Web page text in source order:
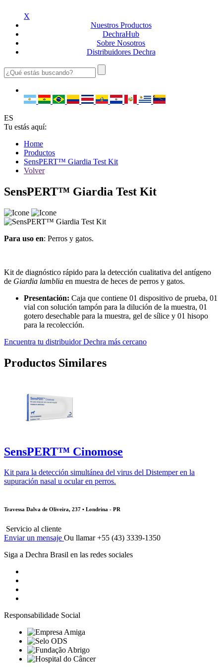
X
Nuestros Productos
DechraHub
Sobre Nosotros
Distribuidores Dechra
ES
Tu estás aquí:
Home
Productos
SensPERT™ Giardia Test Kit
Volver
SensPERT™ Giardia Test Kit
Para uso en: Perros y gatos.
Kit de diagnóstico rápido para la detección cualitativa del antígeno
de Giardia lamblia en muestra de heces de perros y gatos.
Presentación: Caja que contiene 01 dispositivo de prueba, 01
vial con solución tampón para la dilución de la muestra, 01
gotero desechable para la muestra, gel de sílice y 01 hisopo
para la recolección.
Encuentra tu distribuidor Dechra más cercano
Productos Similares
SensPERT™ Cinomose
Kit para la detección simultánea del virus del Distemper en la
supuración nasal u ocular en perros.
Travessa Dalva de Oliveira, 237 • Londrina - PR
Servicio al cliente
Enviar un mensaje Ou llamar +55 (43) 3339-1350
Siga a Dechra Brasil en las redes sociales
Responsabilidade Social